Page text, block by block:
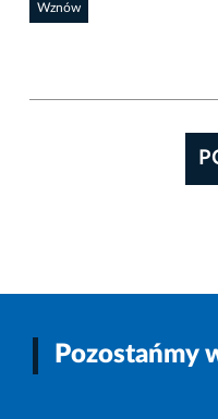
Wznów
Pozostańmy